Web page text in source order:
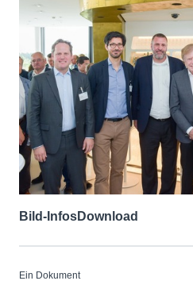
Bild-InfosDownload
Ein Dokument